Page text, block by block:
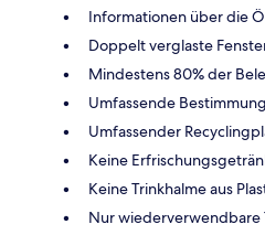
Informationen über die
Doppelt verglaste
Mindestens 80% der
Umfassende
Umfassender
Keine
Keine Trinkhalme aus
Nur wiederverwendbare